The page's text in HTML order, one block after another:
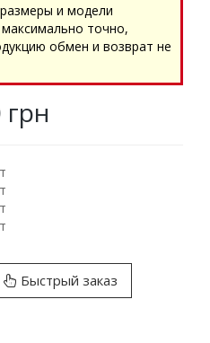
и модели
точно,
обмен и возврат не
грн
Быстрый заказ